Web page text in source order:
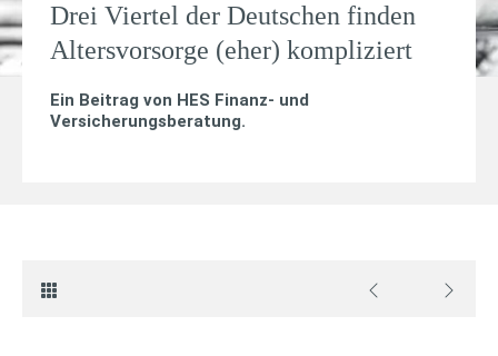
Drei Viertel der Deutschen finden
Altersvorsorge (eher) kompliziert
Ein Beitrag von HES Finanz- und
Versicherungsberatung.